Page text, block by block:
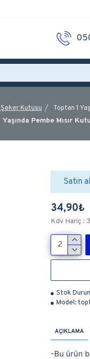
Şeker Kutusu Toptan 1
Yaşında Pembe Mısır
Stok
Model:
34,90₺
Kdv Hariç :
Satın
AÇIKLAMA
-Bu ürün